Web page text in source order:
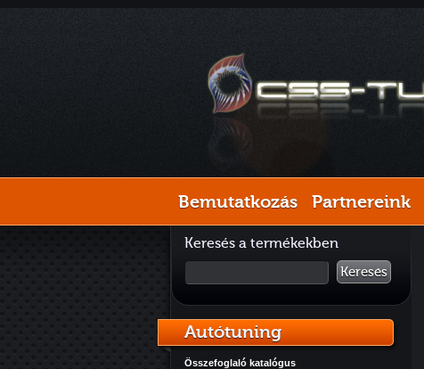
Bemutatkozás Partnereink
Keresés a termékekben
Keresés
Autótuning
Összefoglaló katalógus